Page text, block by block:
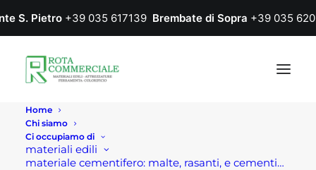
S. Pietro +39 035 617139 Brembate di Sopra +39 035
Home
Chi siamo
Ci occupiamo di
materiali edili
materiale cementifero: malte, rasanti, e cementi…